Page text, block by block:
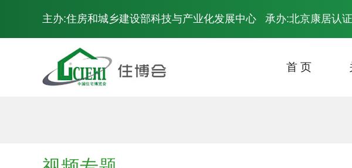
主办:住房和城乡建设部科技与产业化发展中心 承办:北京康居认
首 页